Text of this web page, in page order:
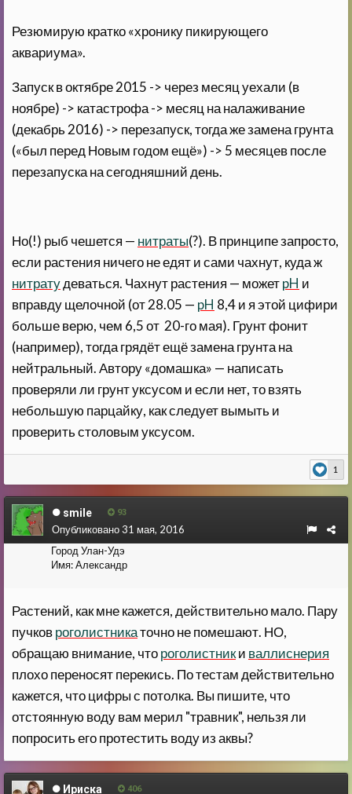
Резюмирую кратко «хронику пикирующего
аквариума».
Запуск в октябре 2015 -> через месяц уехали (в
ноябре) -> катастрофа -> месяц на налаживание
(декабрь 2016) -> перезапуск, тогда же замена грунта
(«был перед Новым годом ещё») -> 5 месяцев после
перезапуска на сегодняшний день.
Но(!) рыб чешется — нитраты(?). В принципе запросто,
если растения ничего не едят и сами чахнут, куда ж
нитратудеваться. Чахнут растения — можетpH и
вправду щелочной (от 28.05 — pH 8,4 и я этой цифири
больше верю, чем 6,5 от 20-го мая). Грунт фонит
(например), тогда грядёт ещё замена грунта на
нейтральный. Автору «домашка» — написать
проверяли ли грунт уксусом и если нет, то взять
небольшую парцайку, как следует вымыть и
проверить столовым уксусом.
1
smile 93
Город Улан-Удэ
Имя:Александр
Опубликовано31 мая, 2016
Растений, как мне кажется, действительно мало. Пару
пучковроголистникаточно не помешают. НО,
обращаю внимание, чтороголистники валлиснерия
плохо переносят перекись. По тестам действительно
кажется, что цифры с потолка. Вы пишите, что
отстоянную воду вам мерил "травник", нельзя ли
попросить его протестить воду из аквы?
Ириска 406